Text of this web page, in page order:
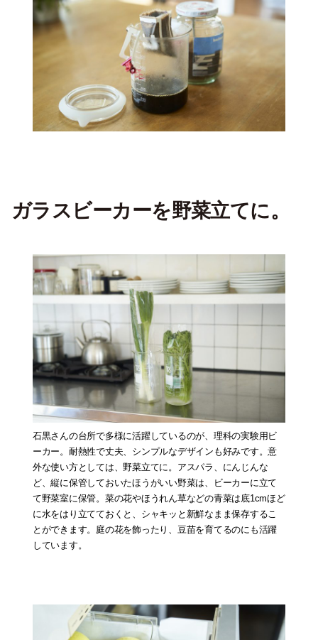
ガラスビーカーを野菜立てに。
石黒さんの台所で多様に活躍しているのが、理科の実験用ビ
ーカー。耐熱性で丈夫、シンプルなデザインも好みです。意
外な使い方としては、野菜立てに。アスパラ、にんじんな
ど、縦に保管しておいたほうがいい野菜は、ビーカーに立て
て野菜室に保管。菜の花やほうれん草などの青菜は底1cmほど
に水をはり立てておくと、シャキッと新鮮なまま保存するこ
とができます。庭の花を飾ったり、豆苗を育てるのにも活躍
しています。